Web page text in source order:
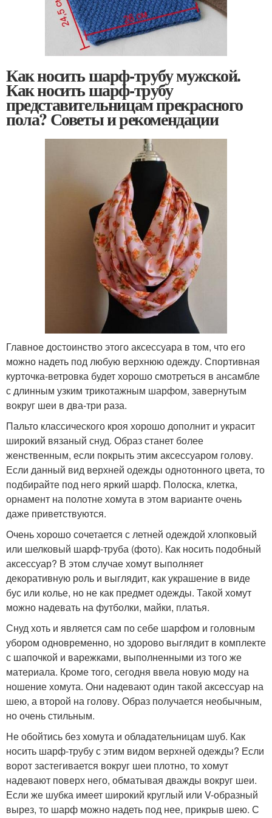
Как носить шарф-трубу мужской.
Как носить шарф-трубу
представительницам прекрасного
пола? Советы и рекомендации
Главное достоинство этого аксессуара в том, что его
можно надеть под любую верхнюю одежду. Спортивная
курточка-ветровка будет хорошо смотреться в ансамбле
с длинным узким трикотажным шарфом, завернутым
вокруг шеи в два-три раза.
Пальто классического кроя хорошо дополнит и украсит
широкий вязаный снуд. Образ станет более
женственным, если покрыть этим аксессуаром голову.
Если данный вид верхней одежды однотонного цвета, то
подбирайте под него яркий шарф. Полоска, клетка,
орнамент на полотне хомута в этом варианте очень
даже приветствуются.
Очень хорошо сочетается с летней одеждой хлопковый
или шелковый шарф-труба (фото). Как носить подобный
аксессуар? В этом случае хомут выполняет
декоративную роль и выглядит, как украшение в виде
бус или колье, но не как предмет одежды. Такой хомут
можно надевать на футболки, майки, платья.
Снуд хоть и является сам по себе шарфом и головным
убором одновременно, но здорово выглядит в комплекте
с шапочкой и варежками, выполненными из того же
материала. Кроме того, сегодня ввела новую моду на
ношение хомута. Они надевают один такой аксессуар на
шею, а второй на голову. Образ получается необычным,
но очень стильным.
Не обойтись без хомута и обладательницам шуб. Как
носить шарф-трубу с этим видом верхней одежды? Если
ворот застегивается вокруг шеи плотно, то хомут
надевают поверх него, обматывая дважды вокруг шеи.
Если же шубка имеет широкий круглый или V-образный
вырез, то шарф можно надеть под нее, прикрыв шею. С